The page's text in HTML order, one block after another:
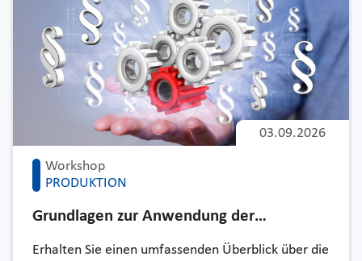
Workshop
PRODUKTION
03.09.2026
Grundlagen zur Anwendung der…
Erhalten Sie einen umfassenden Überblick über die